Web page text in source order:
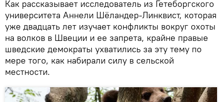
Как рассказывает исследователь из Гетеборгского
университета Аннели Шёландер-Линквист, которая
уже двадцать лет изучает конфликты вокруг охоты
на волков в Швеции и ее запрета, крайне правые
шведские демократы ухватились за эту тему по
мере того, как набирали силу в сельской
местности.